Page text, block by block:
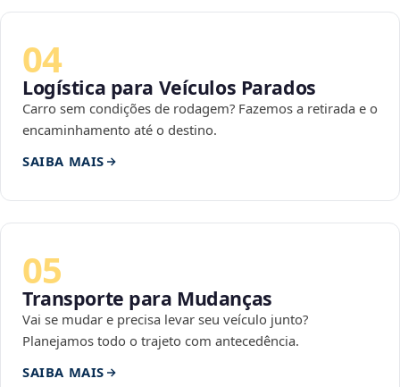
04
Logística para Veículos Parados
Carro sem condições de rodagem? Fazemos a retirada e o
encaminhamento até o destino.
SAIBA MAIS
05
Transporte para Mudanças
Vai se mudar e precisa levar seu veículo junto?
Planejamos todo o trajeto com antecedência.
SAIBA MAIS